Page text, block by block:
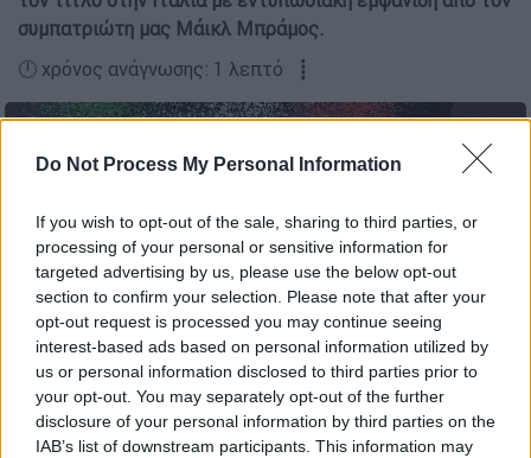
Do Not Process My Personal Information
If you wish to opt-out of the sale, sharing to third parties, or
processing of your personal or sensitive information for
targeted advertising by us, please use the below opt-out
section to confirm your selection. Please note that after your
opt-out request is processed you may continue seeing
interest-based ads based on personal information utilized by
us or personal information disclosed to third parties prior to
your opt-out. You may separately opt-out of the further
disclosure of your personal information by third parties on the
IAB’s list of downstream participants. This information may
συμπατριώτη μας Μάικλ Μπράμος.
🕛 χρόνος ανάγνωσης: 1 λεπτό ┋
Προσθέστε το ΕΘΝΟΣ στη Google